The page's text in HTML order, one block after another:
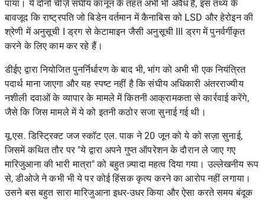
पाया। ये दोनों चीज़ें संघीय कानून के तहत अभी भी अवैध हैं, इस तथ्य के
बावजूद कि राष्ट्रपति जो बिडेन वर्तमान में कैनाबिस को LSD और हेरोइन की
श्रेणी में अनुसूची I ड्रग से केटामाइन जैसी अनुसूची III ड्रग में पुनर्वर्गीकृत
करने के लिएकाम कर रहे हैं।
डीईए द्वारा नियोजित पुनर्निर्धारण के बाद भी, भांग को अभी भी एक नियंत्रित
पदार्थ माना जाएगा और यह स्पष्ट नहीं है कि संघीय अधिकारी अंतरराज्यीय
नशीली दवाओं के व्यापार के मामले में कितनी आक्रामकता से कार्रवाई करेंगे,
जैसे कि जिस मामले में ये को इतनी कठोर सजा सुनाई गई थी।
यू.एस. डिस्ट्रिक्ट जज स्कॉट एल. पाक ने 20 जून को ये को सज़ा सुनाई,
जिसमें कथित तौर पर "ये द्वारा अपने गुप्त ऑपरेशन के दौरान ले जाए गए
मारिजुआना की भारी मात्रा" को बहुत ज़्यादा महत्व दिया गया। उल्लेखनीय रूप
से, डीओजे ने कभी भी ये पर कोई हिंसक कृत्य करने का आरोप नहीं लगाया।
उसने बस बहुत सारा मारिजुआना इधर-उधर किया और ऐसा करते समय बंदूक